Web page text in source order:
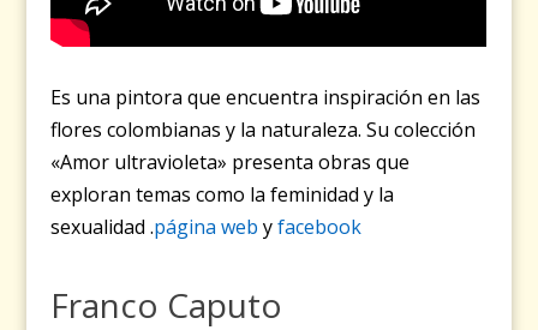
Es una pintora que encuentra inspiración en las
flores colombianas y la naturaleza. Su colección
«Amor ultravioleta» presenta obras que
exploran temas como la feminidad y la
sexualidad .página web yfacebook
Franco Caputo